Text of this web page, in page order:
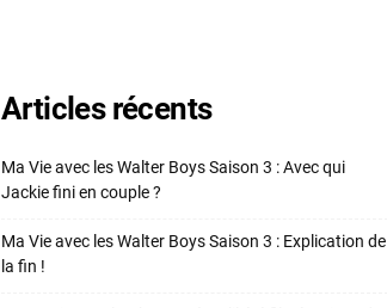
Articles récents
Ma Vie avec les Walter Boys Saison 3 : Avec qui
Jackie fini en couple ?
Ma Vie avec les Walter Boys Saison 3 : Explication de
la fin !